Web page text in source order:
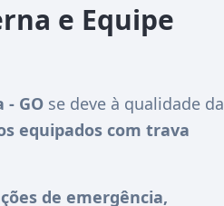
e Equipe
GO se deve à qualidade da
equipados com trava
de emergência,